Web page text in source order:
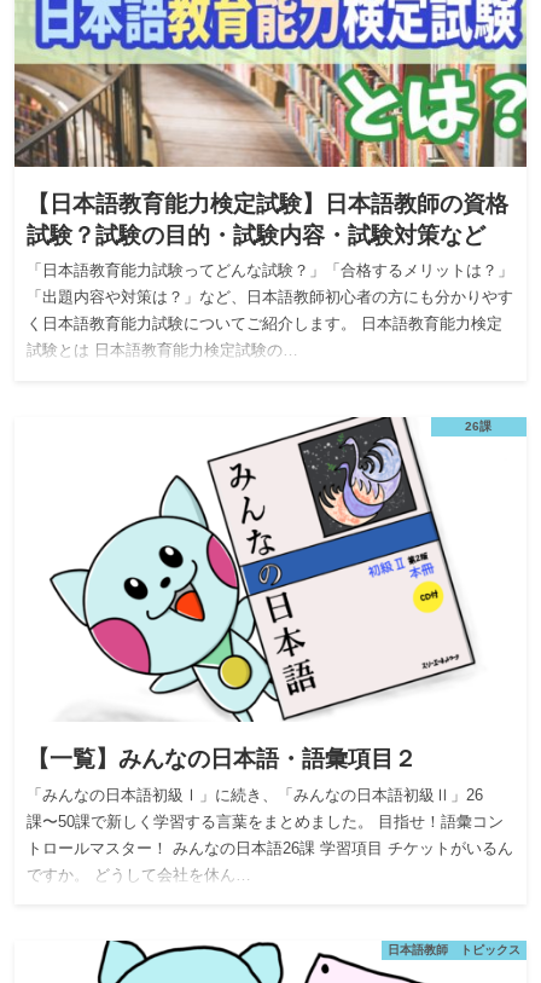
【日本語教育能力検定試験】日本語教師の資格
試験？試験の目的・試験内容・試験対策など
「日本語教育能力試験ってどんな試験？」「合格するメリットは？」
「出題内容や対策は？」など、日本語教師初心者の方にも分かりやす
く日本語教育能力試験についてご紹介します。 日本語教育能力検定
試験とは 日本語教育能力検定試験の…
26課
【一覧】みんなの日本語・語彙項目２
「みんなの日本語初級Ⅰ」に続き、「みんなの日本語初級Ⅱ」26
課〜50課で新しく学習する言葉をまとめました。 目指せ！語彙コン
トロールマスター！ みんなの日本語26課 学習項目 チケットがいるん
ですか。 どうして会社を休ん…
日本語教師 トピックス